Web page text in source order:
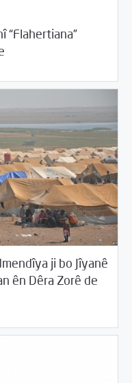
“Flahertiana”
ji bo Jîyanê
ên Dêra Zorê de